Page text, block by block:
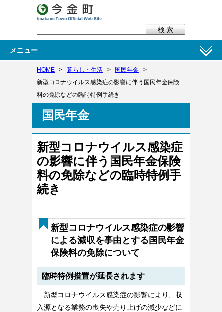
メニュー
HOME > 暮らし・生活 > 国民年金
>
新型コロナウイルス感染症の影響に伴う国民年金保険
料の免除などの臨時特例手続き
国民年金
新型コロナウイルス感染症
の影響に伴う国民年金保険
料の免除などの臨時特例手
続き
新型コロナウイルス感染症の影響
による減収を事由とする国民年金
保険料の免除について
臨時特例措置が延長されます
新型コロナウイルス感染症の影響により、収
入源となる業務の喪失や売り上げの減少などに